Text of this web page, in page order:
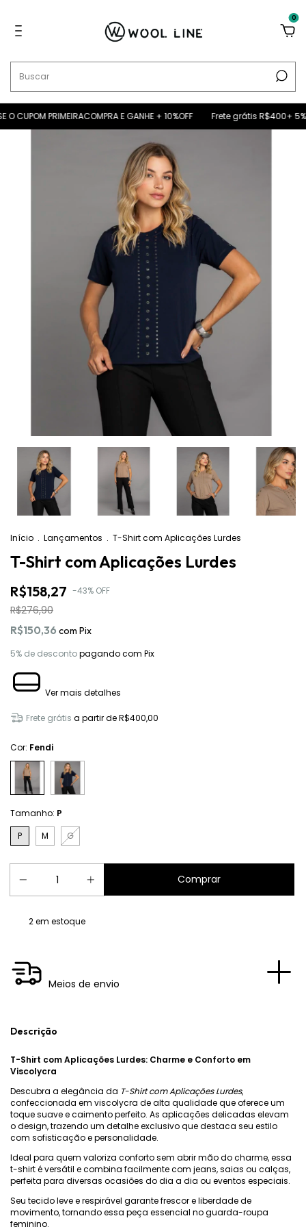
0
CUPOM PRIMEIRACOMPRA E GANHE + 10%OFF Frete grátis R$400+ 5%
Início . Lançamentos . T-Shirt com Aplicações Lurdes
T-Shirt com Aplicações Lurdes
R$158,27 -43% OFF
R$276,90
R$150,36 com Pix
5% de descontopagando com Pix
Ver mais detalhes
Frete grátis a partir deR$400,00
Cor: Fendi
Tamanho: P
P
M G
2em estoque
Meios de envio
Descrição
T-Shirt com Aplicações Lurdes: Charme e Conforto em
Viscolycra
Descubra a elegância da T-Shirt com Aplicações Lurdes,
confeccionada em viscolycra de alta qualidade que oferece um
toque suave e caimento perfeito. As aplicações delicadas elevam
o design, trazendo um detalhe exclusivo que destaca seu estilo
com sofisticação e personalidade.
Ideal para quem valoriza conforto sem abrir mão do charme, essa
t-shirt é versátil e combina facilmente com jeans, saias ou calças,
perfeita para diversas ocasiões do dia a dia ou eventos especiais.
Seu tecido leve e respirável garante frescor e liberdade de
movimento, tornando essa peça essencial no guarda-roupa
feminino.